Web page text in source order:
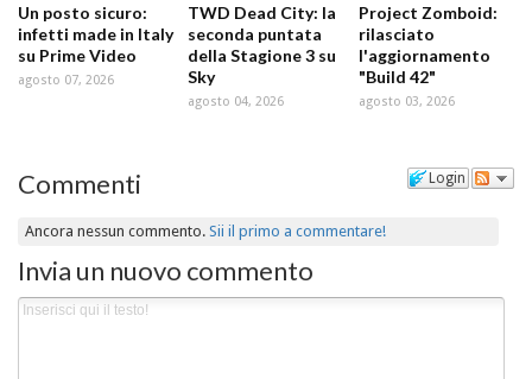
Un posto sicuro:
infetti made in Italy
su Prime Video
agosto 07, 2026
TWD Dead City: la
seconda puntata
della Stagione 3 su
Sky
agosto 04, 2026
Project Zomboid:
rilasciato
l'aggiornamento
"Build 42"
agosto 03, 2026
Login
Commenti
Ancora nessun commento.Sii il primo a commentare!
Invia un nuovo commento